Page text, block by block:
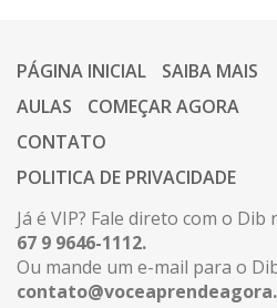
PÁGINA INICIAL
SAIBA MAIS
AULAS
COMEÇAR AGORA
CONTATO
POLITICA DE PRIVACIDADE
Já é VIP? Fale direto com o Dib
67 9 9646-1112.
Ou mande um e-mail para o